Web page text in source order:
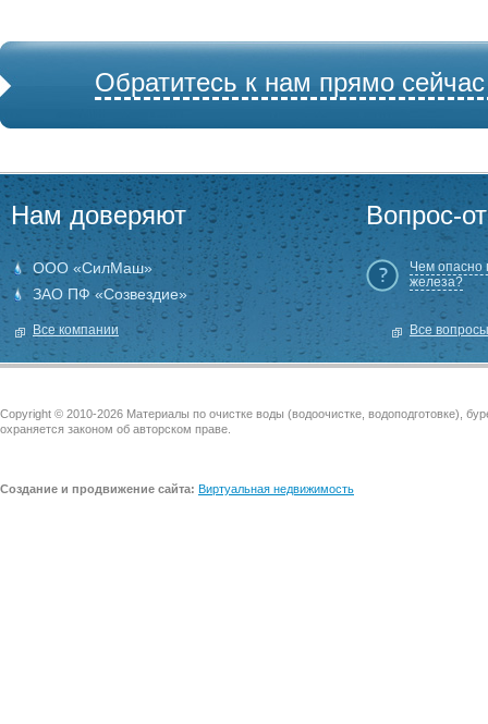
Обратитесь к нам прямо
Нам доверяют
ООО «СилМаш»
ЗАО ПФ «Созвездие»
Все компании
Вопрос-
Чем опасно
железа?
Все вопросы
Copyright © 2010-2026 Материалы по очистке воды (водоочистке, водоподготовке),
охраняется законом об авторском праве.
Создание и продвижение сайта: Виртуальная недвижимость